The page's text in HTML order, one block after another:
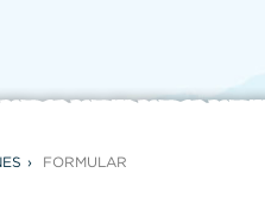
FORMULAR